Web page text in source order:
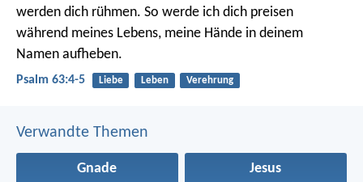
werden dich rühmen. So werde ich dich preisen
während meines Lebens, meine Hände in deinem
Namen aufheben.
Psalm 63:4-5 Liebe Leben Verehrung
Verwandte Themen
Gnade Jesus